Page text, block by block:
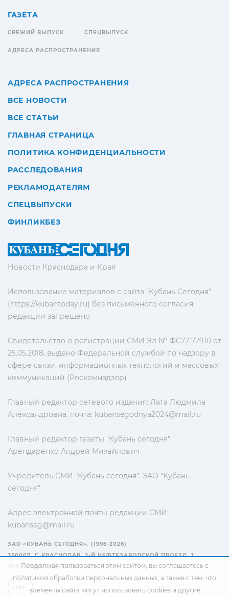
Новости Краснодара и Края
Использование материалов с сайта "Кубань Сегодня"
(https://kubantoday.ru) без письменного согласия
редакции запрещено
Свидетельство о регистрации СМИ Эл № ФС77-72910 от
25.05.2018, выдано Федеральной службой по надзору в
сфере связи, информационных технологий и массовых
коммуникаций (Роскомнадзор)
Главный редактор сетевого издания: Лата Людмила
Александровна, почта: kubansegodnya2024@mail.ru
Главный редактор газеты "Кубань сегодня":
Арендаренко Андрей Михайлович
Учредитель СМИ "Кубань сегодня": ЗАО "Кубань
сегодня"
Адрес электронной почты редакции СМИ:
kubanseg@mail.ru
ГАЗЕТА
СВЕЖИЙ ВЫПУСК СПЕЦВЫПУСК
АДРЕСА РАСПРОСТРАНЕНИЯ
АДРЕСА РАСПРОСТРАНЕНИЯ
ВСЕ НОВОСТИ
ВСЕ СТАТЬИ
ГЛАВНАЯ СТРАНИЦА
ПОЛИТИКА КОНФИДЕНЦИАЛЬНОСТИ
РАССЛЕДОВАНИЯ
РЕКЛАМОДАТЕЛЯМ
СПЕЦВЫПУСКИ
ФИНЛИКБЕЗ
ЗАО «КУБАНЬ СЕГОДНЯ». (1996-2026)
350007, Г. КРАСНОДАР, 2-Й НЕФТЕЗАВОДСКОЙ ПРОЕЗД, 1
ТЕЛ.: +7(861) 267-15-15
Продолжая пользоваться этим сайтом, вы соглашаетесь с
политикой обработки персональных данных, а также с тем, что
элементы сайта могут использовать cookies и другие